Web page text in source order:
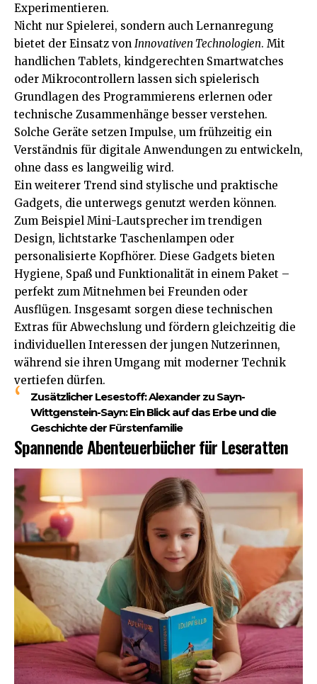
Experimentieren.
Nicht nur Spielerei, sondern auch Lernanregung
bietet der Einsatz von Innovativen Technologien. Mit
handlichen Tablets, kindgerechten Smartwatches
oder Mikrocontrollern lassen sich spielerisch
Grundlagen des Programmierens erlernen oder
technische Zusammenhänge besser verstehen.
Solche Geräte setzen Impulse, um frühzeitig ein
Verständnis für digitale Anwendungen zu entwickeln,
ohne dass es langweilig wird.
Ein weiterer Trend sind stylische und praktische
Gadgets, die unterwegs genutzt werden können.
Zum Beispiel Mini-Lautsprecher im trendigen
Design, lichtstarke Taschenlampen oder
personalisierte Kopfhörer. Diese Gadgets bieten
Hygiene, Spaß und Funktionalität in einem Paket –
perfekt zum Mitnehmen bei Freunden oder
Ausflügen. Insgesamt sorgen diese technischen
Extras für Abwechslung und fördern gleichzeitig die
individuellen Interessen der jungen Nutzerinnen,
während sie ihren Umgang mit moderner Technik
vertiefen dürfen.
Zusätzlicher Lesestoff:Alexander zu Sayn-
Wittgenstein-Sayn: Ein Blick auf das Erbe und die
Geschichte der Fürstenfamilie
Spannende Abenteuerbücher für Leseratten